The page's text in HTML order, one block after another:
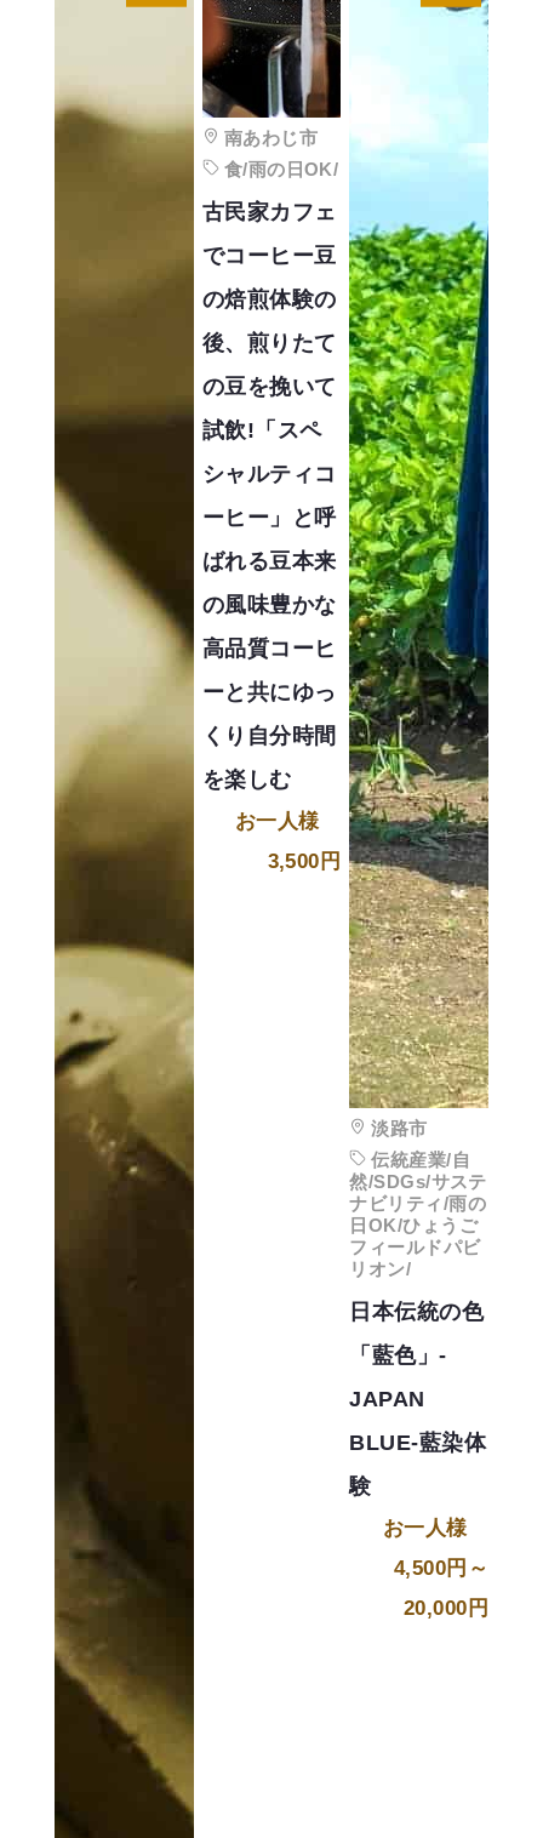
南あわじ市
食/雨の日OK/
古民家カフェ
でコーヒー豆
の焙煎体験の
後、煎りたて
の豆を挽いて
試飲!「スペ
シャルティコ
ーヒー」と呼
ばれる豆本来
の風味豊かな
高品質コーヒ
ーと共にゆっ
くり自分時間
を楽しむ
お一人様
3,500円
淡路市
伝統産業/自
然/SDGs/サステ
ナビリティ/雨の
日OK/ひょうご
フィールドパビ
リオン/
日本伝統の色
「藍色」-
JAPAN
BLUE-藍染体
験
お一人様
4,500円～
20,000円